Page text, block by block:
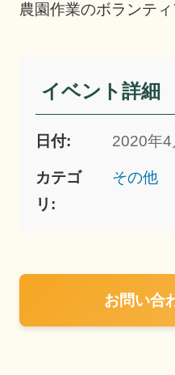
農園作業のボランティ
イベント詳細
日付: 2020年
カテゴ
リ:
その他
お問い合